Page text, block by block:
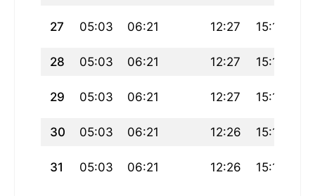
27 05:03 06:21 12:27 15:13
28 05:03 06:21 12:27 15:13
29 05:03 06:21 12:27 15:14
30 05:03 06:21 12:26 15:15
31 05:03 06:21 12:26 15:15